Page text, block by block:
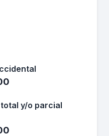
y/o parcial